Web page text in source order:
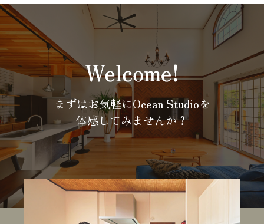
まずはお気軽にOcean Studioを
体感してみませんか？